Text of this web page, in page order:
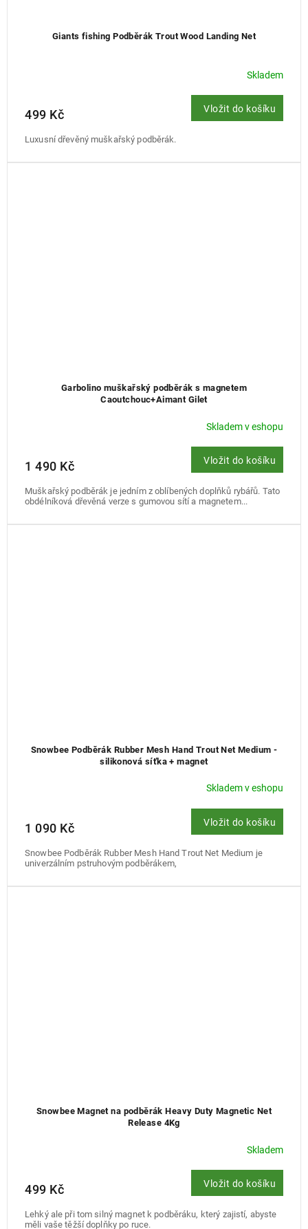
Giants fishing Podběrák Trout Wood Landing Net
Skladem
499 Kč Vložit do košíku
Luxusní dřevěný muškařský podběrák.
Garbolino muškařský podběrák s magnetem
Caoutchouc+Aimant Gilet
Skladem v eshopu
1 490 Kč Vložit do košíku
Muškařský podběrák je jedním z oblíbených doplňků rybářů. Tato
obdélníková dřevěná verze s gumovou sítí a magnetem...
Snowbee Podběrák Rubber Mesh Hand Trout Net Medium -
silikonová síťka + magnet
Skladem v eshopu
1 090 Kč Vložit do košíku
Snowbee Podběrák Rubber Mesh Hand Trout Net Medium je
univerzálním pstruhovým podběrákem,
Snowbee Magnet na podběrák Heavy Duty Magnetic Net
Release 4Kg
Skladem
499 Kč Vložit do košíku
Lehký ale při tom silný magnet k podběráku, který zajistí, abyste
měli vaše těžší doplňky po ruce.